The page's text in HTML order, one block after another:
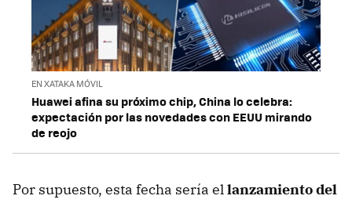
EN XATAKA MÓVIL
Huawei afina su próximo chip, China lo celebra:
expectación por las novedades con EEUU mirando
de reojo
Por supuesto, esta fecha sería ellanzamiento del